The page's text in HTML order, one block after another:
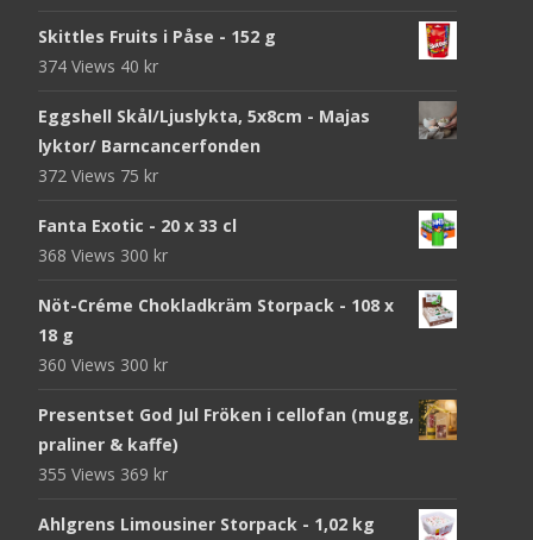
Skittles Fruits i Påse - 152 g
374 Views 40 kr
Eggshell Skål/Ljuslykta, 5x8cm - Majas
lyktor/ Barncancerfonden
372 Views 75 kr
Fanta Exotic - 20 x 33 cl
368 Views 300 kr
Nöt-Créme Chokladkräm Storpack - 108 x
18 g
360 Views 300 kr
Presentset God Jul Fröken i cellofan (mugg,
praliner & kaffe)
355 Views 369 kr
Ahlgrens Limousiner Storpack - 1,02 kg